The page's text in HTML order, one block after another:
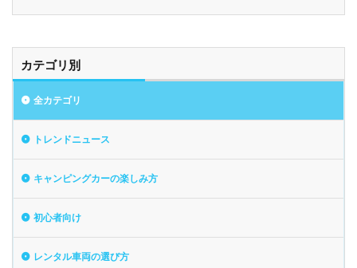
カテゴリ別
全カテゴリ
トレンドニュース
キャンピングカーの楽しみ方
初心者向け
レンタル車両の選び方